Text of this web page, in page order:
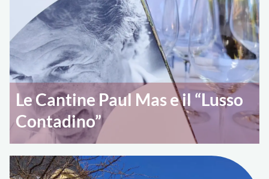
Le Cantine Paul Mas e il “Lusso
Contadino”